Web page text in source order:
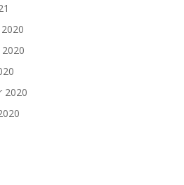
2020